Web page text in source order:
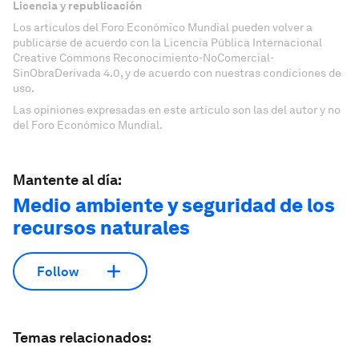
Licencia y republicación
Los artículos del Foro Económico Mundial pueden volver a
publicarse de acuerdo con la Licencia Pública Internacional
Creative Commons Reconocimiento-NoComercial-
SinObraDerivada 4.0, y de acuerdo con nuestras condiciones de
uso.
Las opiniones expresadas en este artículo son las del autor y no
del Foro Económico Mundial.
Mantente al día:
Medio ambiente y seguridad de los
recursos naturales
Follow
Temas relacionados: